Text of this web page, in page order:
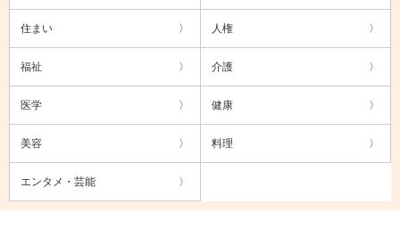
住まい 人権
福祉 介護
医学 健康
美容 料理
エンタメ・芸能